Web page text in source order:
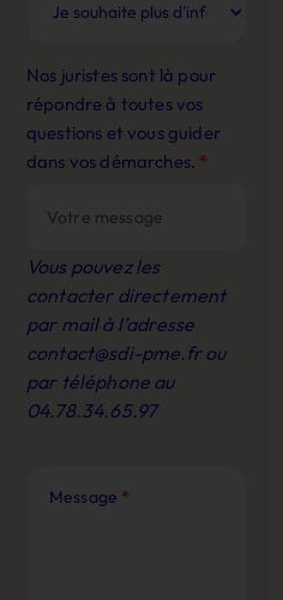
Nos juristes sont là pour
répondre à toutes vos
questions et vous guider
dans vos démarches. *
Vous pouvez les
contacter directement
par mail à l’adresse
contact@sdi-pme.frou
par téléphone au
04.78.34.65.97
Message *